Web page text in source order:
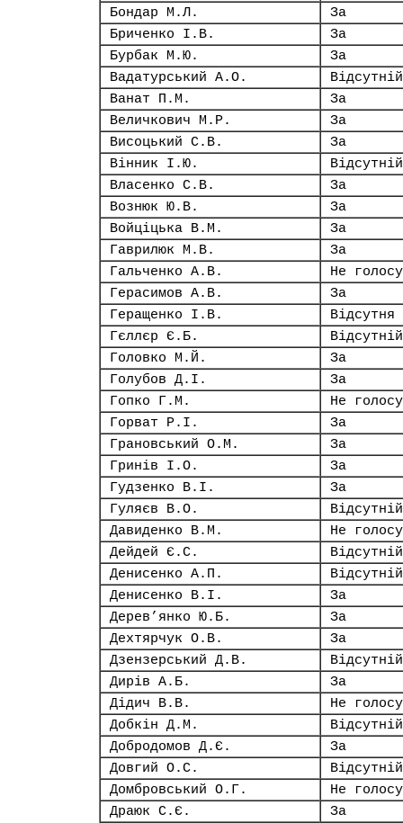
Бондар М.Л.
За
Бриченко І.В.
За
Бурбак М.Ю.
За
Вадатурський А.О.
Відсутній
Ванат П.М.
За
Величкович М.Р.
За
Висоцький С.В.
За
Вінник І.Ю.
Відсутній
Власенко С.В.
За
Вознюк Ю.В.
За
Войціцька В.М.
За
Гаврилюк М.В.
За
Гальченко А.В.
Не
Герасимов А.В.
За
Геращенко І.В.
Відсутня
Гєллєр Є.Б.
Відсутній
Головко М.Й.
За
Голубов Д.І.
За
Гопко Г.М.
Не
Горват Р.І.
За
Грановський О.М.
За
Гринів І.О.
За
Гудзенко В.І.
За
Гуляєв В.О.
Відсутній
Давиденко В.М.
Не
Дейдей Є.С.
Відсутній
Денисенко А.П.
Відсутній
Денисенко В.І.
За
Дерев’янко Ю.Б.
За
Дехтярчук О.В.
За
Дзензерський Д.В.
Відсутній
Дирів А.Б.
За
Дідич В.В.
Не
Добкін Д.М.
Відсутній
Добродомов Д.Є.
За
Довгий О.С.
Відсутній
Домбровський О.Г.
Не
Драюк С.Є.
За